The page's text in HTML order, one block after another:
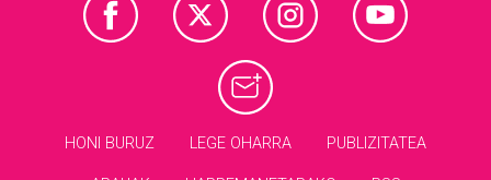
HONI BURUZ LEGE OHARRA PUBLIZITATEA